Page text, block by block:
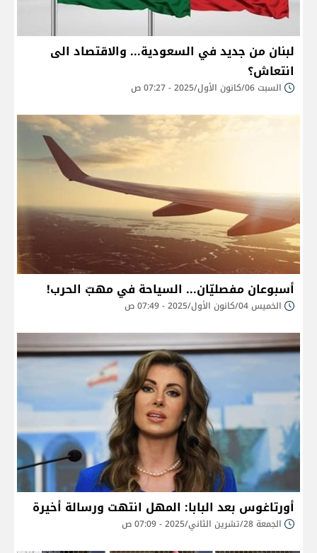
لبنان من جديد في السعودية... والاقتصاد الى
انتعاش؟
السبت 06/كانون الأول/2025 - 07:27 ص
أسبوعان مفصليّان... السياحة في مهبّ الحرب!
الخميس 04/كانون الأول/2025 - 07:49 ص
أورتاغوس بعد البابا: المهل انتهت ورسالة أخيرة
الجمعة 28/تشرين الثاني/2025 - 07:09 ص